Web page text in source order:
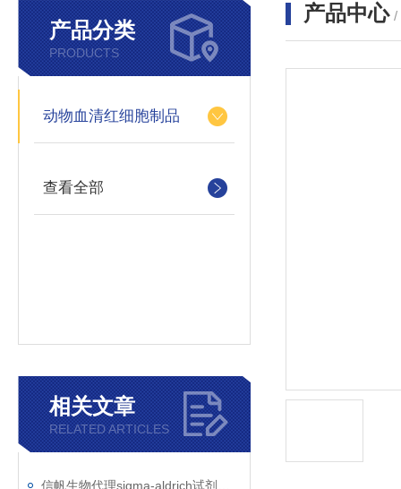
产品分类
PRODUCTS
动物血清红细胞制品
查看全部
相关文章
RELATED ARTICLES
产品中心 /